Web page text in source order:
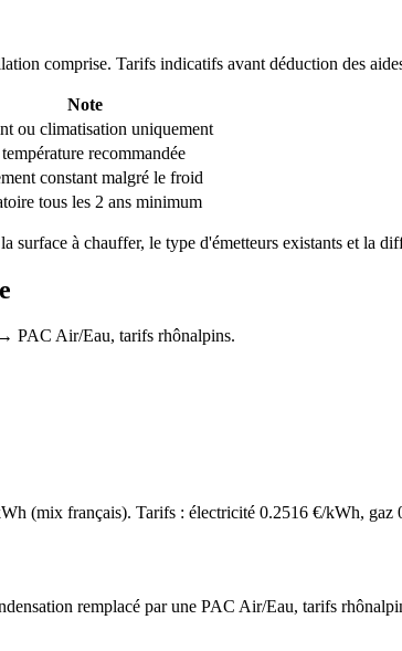
comprise. Tarifs indicatifs avant déduction des
Note
ou climatisation uniquement
recommandée
constant malgré le froid
tous les 2 ans minimum
surface à chauffer, le type d'émetteurs existants et la
→ PAC Air/Eau, tarifs rhônalpins.
(mix français). Tarifs : électricité 0.2516 €/kWh, gaz
remplacé par une PAC Air/Eau, tarifs